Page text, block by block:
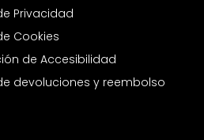
Privacidad
Cookies
de Accesibilidad
devoluciones y reembolso